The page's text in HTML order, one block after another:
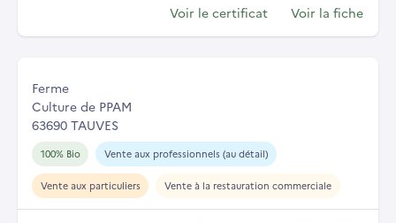
Voir le certificat Voir la fiche
Ferme
Culture de PPAM
63690 TAUVES
100% Bio Vente aux professionnels (au détail)
Vente aux particuliers Vente à la restauration commerciale